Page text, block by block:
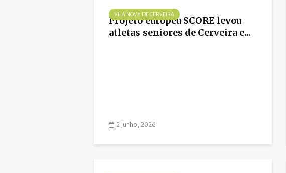
VILA NOVA DE CERVEIRA
Projeto europeu SCORE levou
atletas seniores de Cerveira e...
2 Junho, 2026